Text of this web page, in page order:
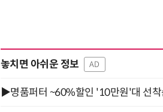
놓치면 아쉬운 정보 AD
▶명품퍼터 ~60%할인 '10만원'대 선착